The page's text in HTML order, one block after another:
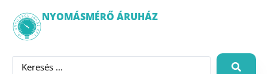
NYOMÁSMÉRŐ ÁRUHÁZ